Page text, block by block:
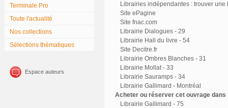
Terminale Pro
Toute l'actualité
Nos collections
Sélections thématiques
Espace auteurs
Librairies indépendantes : trouver une
Site ePagine
Site fnac.com
Librairie Dialogues - 29
Librairie Hall du livre - 54
Site Decitre.fr
Librairie Ombres Blanches - 31
Librairie Mollat - 33
Librairie Sauramps - 34
Librairie Gallimard - Montréal
Acheter ou réserver cet ouvrage
Librairie Gallimard - 75